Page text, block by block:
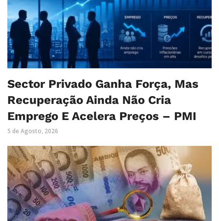
Sector Privado Ganha Força, Mas
Recuperação Ainda Não Cria
Emprego E Acelera Preços – PMI
5 de Agosto, 2026